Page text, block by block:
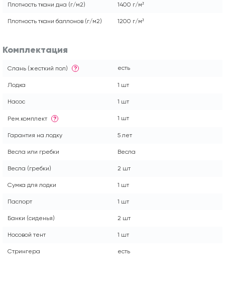
Плотность ткани дна (г/м2) 1400 г/м²
Плотность ткани баллонов (г/м2) 1200 г/м²
Комплектация
Слань (жесткий пол) ? есть
Лодка 1 шт
Насос 1 шт
Рем.комплект ? 1 шт
Гарантия на лодку 5 лет
Весла или гребки Весла
Весла (гребки) 2 шт
Сумка для лодки 1 шт
Паспорт 1 шт
Банки (сиденья) 2 шт
Носовой тент 1 шт
Стрингера есть